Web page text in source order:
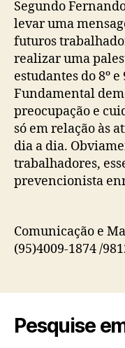
Segundo
levar uma
futuros
realizar uma
estudantes do 8º
Fundamental
preocupação e
só em relação às
dia a dia.
trabalhadores,
prevencionista
Comunicação e
(95)4009-1874 /
Pesquise